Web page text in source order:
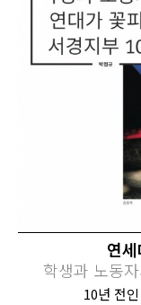
연
학생과 노동
10년 전